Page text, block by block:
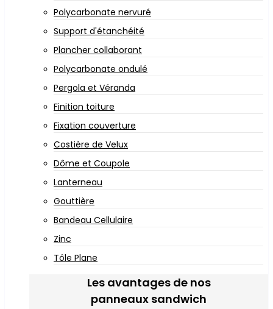
Polycarbonate nervuré
Support d'étanchéité
Plancher collaborant
Polycarbonate ondulé
Pergola et Véranda
Finition toiture
Fixation couverture
Costière de Velux
Dôme et Coupole
Lanterneau
Gouttière
Bandeau Cellulaire
Zinc
Tôle Plane
Les avantages de nos
panneaux sandwich